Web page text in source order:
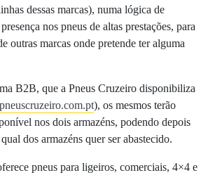
dessas marcas), numa lógica de
nos pneus de altas prestações, para
outras marcas onde pretende ter alguma
B2B, que a Pneus Cruzeiro disponibiliza
), os mesmos terão
nos dois armazéns, podendo depois
dos armazéns quer ser abastecido.
pneus para ligeiros, comerciais, 4×4 e